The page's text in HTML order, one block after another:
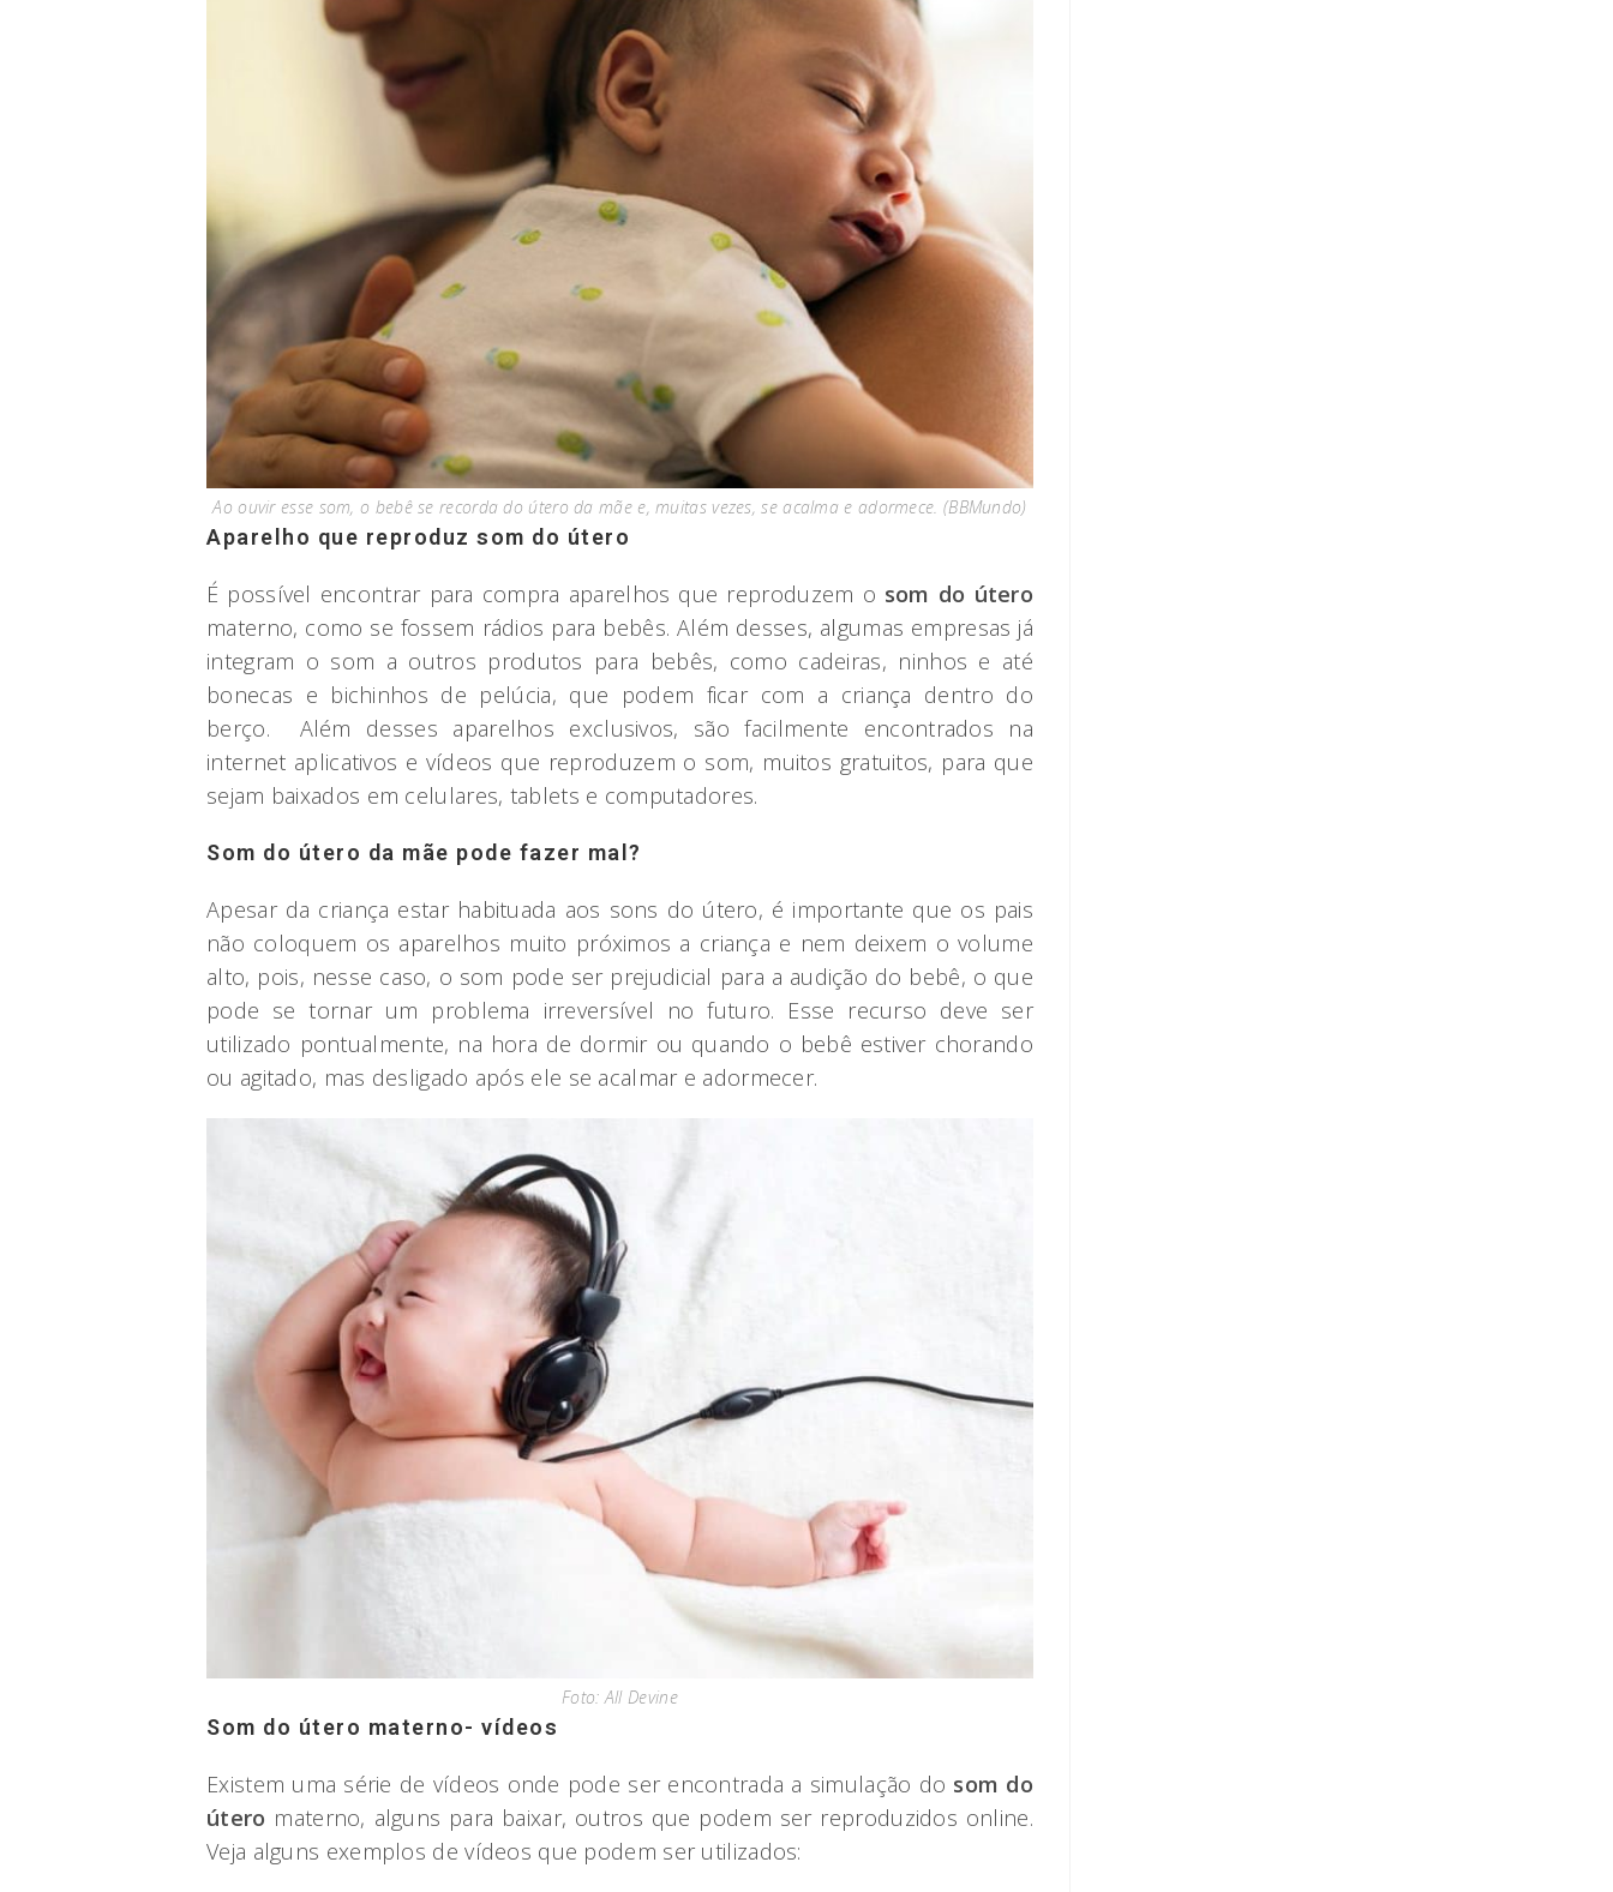
Ao ouvir esse som, o bebê se recorda do útero da mãe e, muitas vezes, se acalma e adormece. (BBMundo)
Aparelho que reproduz som do útero
É possível encontrar para compra aparelhos que reproduzem o som do útero
materno, como se fossem rádios para bebês. Além desses, algumas empresas já
integram o som a outros produtos para bebês, como cadeiras, ninhos e até
bonecas e bichinhos de pelúcia, que podem ficar com a criança dentro do
berço. Além desses aparelhos exclusivos, são facilmente encontrados na
internet aplicativos e vídeos que reproduzem o som, muitos gratuitos, para que
sejam baixados em celulares, tablets e computadores.
Som do útero da mãe pode fazer mal?
Apesar da criança estar habituada aos sons do útero, é importante que os pais
não coloquem os aparelhos muito próximos a criança e nem deixem o volume
alto, pois, nesse caso, o som pode ser prejudicial para a audição do bebê, o que
pode se tornar um problema irreversível no futuro. Esse recurso deve ser
utilizado pontualmente, na hora de dormir ou quando o bebê estiver chorando
ou agitado, mas desligado após ele se acalmar e adormecer.
Foto: All Devine
Som do útero materno- vídeos
Existem uma série de vídeos onde pode ser encontrada a simulação do som do
útero materno, alguns para baixar, outros que podem ser reproduzidos online.
Veja alguns exemplos de vídeos que podem ser utilizados: